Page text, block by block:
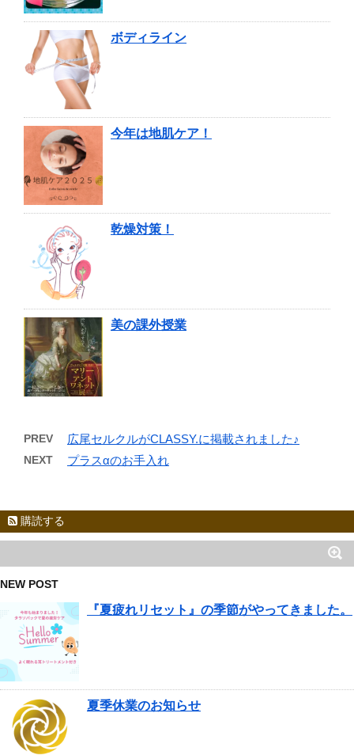
ボディライン
今年は地肌ケア！
乾燥対策！
美の課外授業
PREV 広尾セルクルがCLASSY.に掲載されました♪
NEXT プラスαのお手入れ
購読する
NEW POST
『夏疲れリセット』の季節がやってきました。
夏季休業のお知らせ